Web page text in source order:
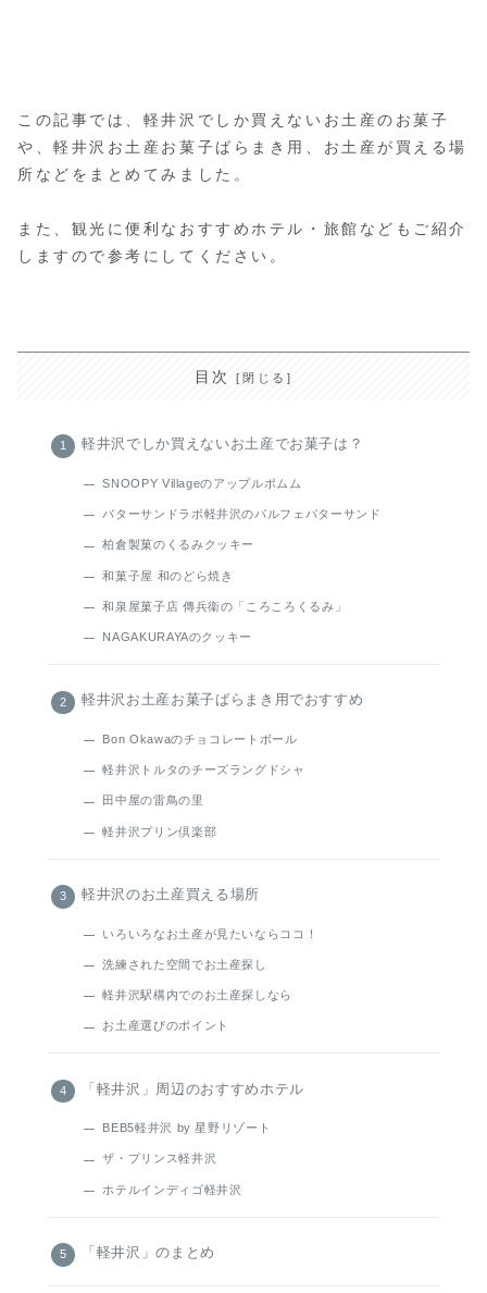
この記事では、軽井沢でしか買えないお土産のお菓子
や、軽井沢お土産お菓子ばらまき用、お土産が買える場
所などをまとめてみました。
また、観光に便利なおすすめホテル・旅館などもご紹介
しますので参考にしてください。
目次
軽井沢でしか買えないお土産でお菓子は？
SNOOPY Villageのアップルポムム
バターサンドラボ軽井沢のパルフェバターサンド
柏倉製菓のくるみクッキー
和菓子屋 和のどら焼き
和泉屋菓子店 傳兵衞の「ころころくるみ」
NAGAKURAYAのクッキー
軽井沢お土産お菓子ばらまき用でおすすめ
Bon Okawaのチョコレートボール
軽井沢トルタのチーズラングドシャ
田中屋の雷鳥の里
軽井沢プリン倶楽部
軽井沢のお土産買える場所
いろいろなお土産が見たいならココ！
洗練された空間でお土産探し
軽井沢駅構内でのお土産探しなら
お土産選びのポイント
「軽井沢」周辺のおすすめホテル
BEB5軽井沢 by 星野リゾート
ザ・プリンス軽井沢
ホテルインディゴ軽井沢
「軽井沢」のまとめ